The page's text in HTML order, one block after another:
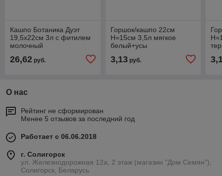
Кашпо Ботаника Дуэт
19,5х22см 3л с фитилем
молочный
26,62 руб.
Горшок/кашпо 22см
H=15см 3,5л мягкое
белый+усы
3,13руб.
О нас
Рейтинг не сформирован
Менее 5 отзывов за последний год
Работает с 06.06.2018
г. Солигорск
ул. Железнодорожная 12а, 2 этаж (магазин "Дом Семян"),
Солигорск, Беларусь